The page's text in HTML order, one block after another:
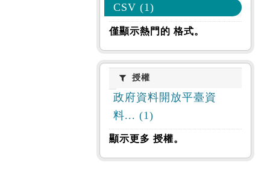
CSV (1)
僅顯示熱門的 格式。
授權授權
政府資料開放平臺資
料... (1)
顯示更多 授權。